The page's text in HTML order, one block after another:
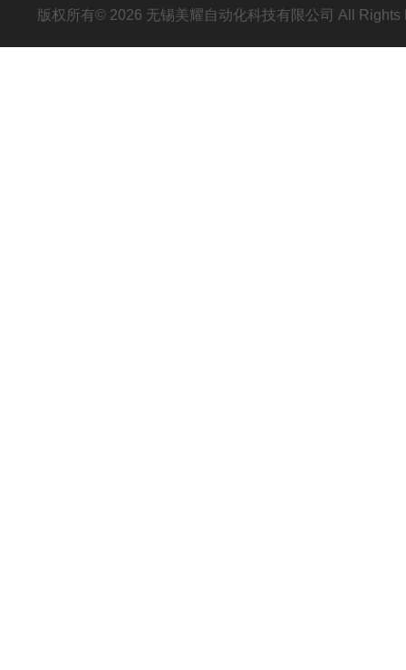
版权所有© 2026 无锡美耀自动化科技有限公司 All